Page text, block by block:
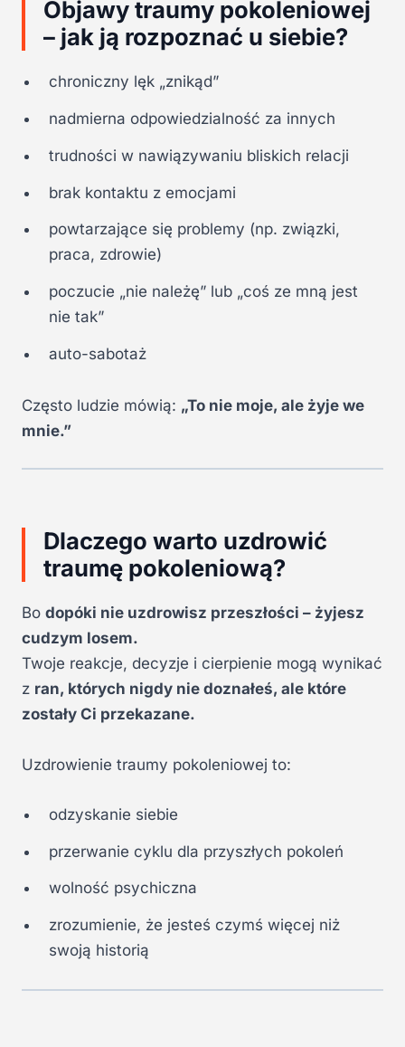
Objawy traumy pokoleniowej
– jak ją rozpoznać u siebie?
chroniczny lęk „znikąd”
nadmierna odpowiedzialność za innych
trudności w nawiązywaniu bliskich relacji
brak kontaktu z emocjami
powtarzające się problemy (np. związki,
praca, zdrowie)
poczucie „nie należę” lub „coś ze mną jest
nie tak”
auto-sabotaż
Często ludzie mówią: „To nie moje, ale żyje we
mnie.”
Dlaczego warto uzdrowić
traumę pokoleniową?
Bo dopóki nie uzdrowisz przeszłości – żyjesz
cudzym losem.
Twoje reakcje, decyzje i cierpienie mogą wynikać
z ran, których nigdy nie doznałeś, ale które
zostały Ci przekazane.
Uzdrowienie traumy pokoleniowej to:
odzyskanie siebie
przerwanie cyklu dla przyszłych pokoleń
wolność psychiczna
zrozumienie, że jesteś czymś więcej niż
swoją historią